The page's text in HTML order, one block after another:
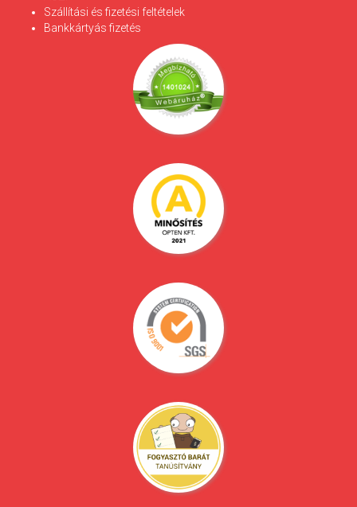
Szállítási és fizetési feltételek
Bankkártyás fizetés